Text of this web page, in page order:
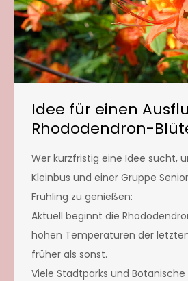
Idee für einen
Rhododendron-
Wer kurzfristig eine Idee sucht,
Kleinbus und einer Gruppe
Frühling zu genießen:
Aktuell beginnt die
hohen Temperaturen der
früher als sonst.
Viele Stadtparks und